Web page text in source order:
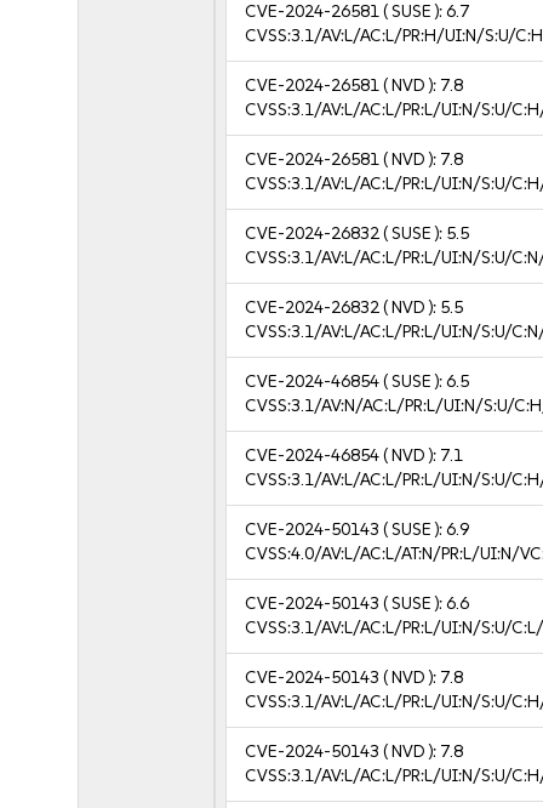
CVE-2024-26581( SUSE ):6.7
CVSS:3.1/AV:L/AC:L/PR:H/UI:N/S:U/
CVE-2024-26581( NVD ): 7.8
CVSS:3.1/AV:L/AC:L/PR:L/UI:N/S:U/
CVE-2024-26581( NVD ): 7.8
CVSS:3.1/AV:L/AC:L/PR:L/UI:N/S:U/
CVE-2024-26832( SUSE ): 5.5
CVSS:3.1/AV:L/AC:L/PR:L/UI:N/S:U/
CVE-2024-26832( NVD ): 5.5
CVSS:3.1/AV:L/AC:L/PR:L/UI:N/S:U/
CVE-2024-46854( SUSE ):6.5
CVSS:3.1/AV:N/AC:L/PR:L/UI:N/S:U/
CVE-2024-46854( NVD ): 7.1
CVSS:3.1/AV:L/AC:L/PR:L/UI:N/S:U/
CVE-2024-50143 ( SUSE ):6.9
CVSS:4.0/AV:L/AC:L/AT:N/PR:L/UI:N/
CVE-2024-50143 ( SUSE ):6.6
CVSS:3.1/AV:L/AC:L/PR:L/UI:N/S:U/
CVE-2024-50143 ( NVD ): 7.8
CVSS:3.1/AV:L/AC:L/PR:L/UI:N/S:U/
CVE-2024-50143 ( NVD ): 7.8
CVSS:3.1/AV:L/AC:L/PR:L/UI:N/S:U/